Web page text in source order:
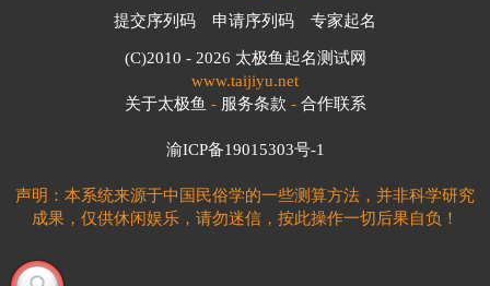
提交序列码 申请序列码 专家起名
(C)2010 - 2026 太极鱼起名测试网
www.taijiyu.net
关于太极鱼 - 服务条款 - 合作联系
渝ICP备19015303号-1
声明：本系统来源于中国民俗学的一些测算方法，并非科学研究
成果，仅供休闲娱乐，请勿迷信，按此操作一切后果自负！